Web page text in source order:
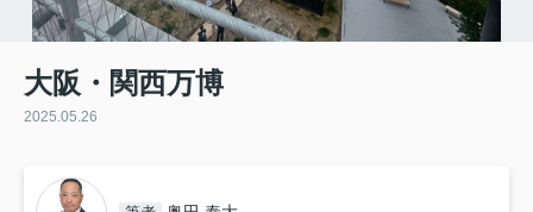
大阪・関西万博
2025.05.26